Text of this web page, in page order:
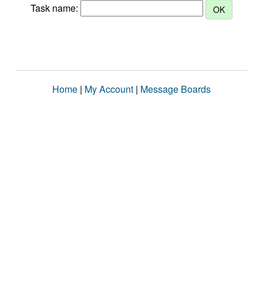
Task name:
Home | My Account | Message Boards